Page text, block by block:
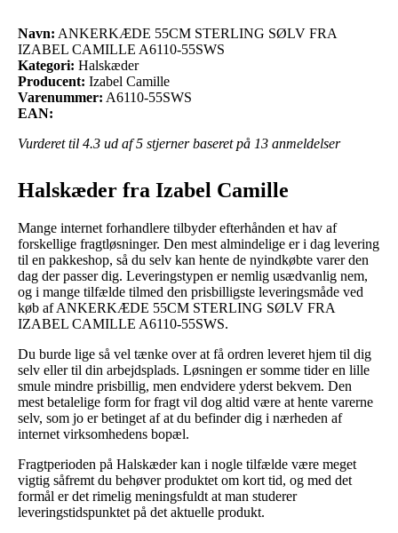
Navn: ANKERKÆDE 55CM STERLING SØLV FRA
IZABEL CAMILLE A6110-55SWS
Kategori: Halskæder
Producent: Izabel Camille
Varenummer: A6110-55SWS
EAN:
Vurderet til 4.3 ud af 5 stjerner baseret på 13 anmeldelser
Halskæder fra Izabel Camille
Mange internet forhandlere tilbyder efterhånden et hav af
forskellige fragtløsninger. Den mest almindelige er i dag levering
til en pakkeshop, så du selv kan hente de nyindkøbte varer den
dag der passer dig. Leveringstypen er nemlig usædvanlig nem,
og i mange tilfælde tilmed den prisbilligste leveringsmåde ved
køb af ANKERKÆDE 55CM STERLING SØLV FRA
IZABEL CAMILLE A6110-55SWS.
Du burde lige så vel tænke over at få ordren leveret hjem til dig
selv eller til din arbejdsplads. Løsningen er somme tider en lille
smule mindre prisbillig, men endvidere yderst bekvem. Den
mest betalelige form for fragt vil dog altid være at hente varerne
selv, som jo er betinget af at du befinder dig i nærheden af
internet virksomhedens bopæl.
Fragtperioden på Halskæder kan i nogle tilfælde være meget
vigtig såfremt du behøver produktet om kort tid, og med det
formål er det rimelig meningsfuldt at man studerer
leveringstidspunktet på det aktuelle produkt.